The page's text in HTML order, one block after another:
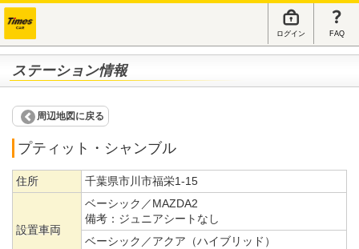
ログイン FAQ
ステーション情報
周辺地図に戻る
プティット・シャンブル
住所 千葉県市川市福栄1-15
設置車両
ベーシック／MAZDA2
備考： ジュニアシートなし
ベーシック／アクア（ハイブリッド）